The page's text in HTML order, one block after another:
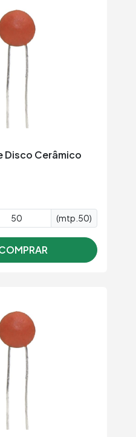
Disco Cerâmico
(mtp.50)